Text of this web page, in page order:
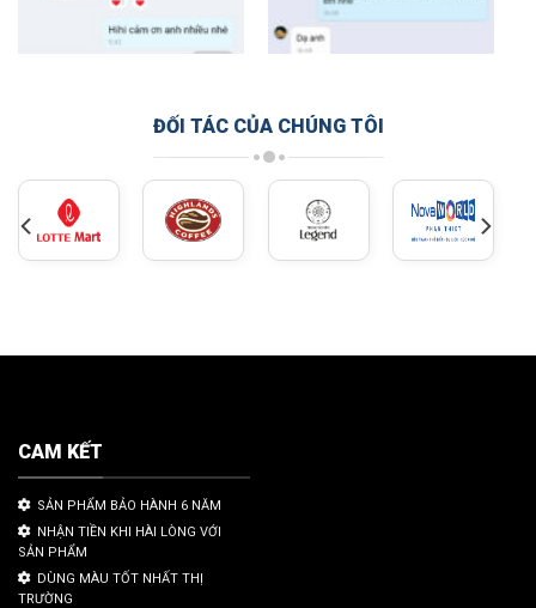
ĐỐI TÁC CỦA CHÚNG TÔI
CAM KẾT
SẢN PHẨM BẢO HÀNH 6 NĂM
NHẬN TIỀN KHI HÀI LÒNG VỚI
SẢN PHẨM
DÙNG MÀU TỐT NHẤT THỊ
TRƯỜNG